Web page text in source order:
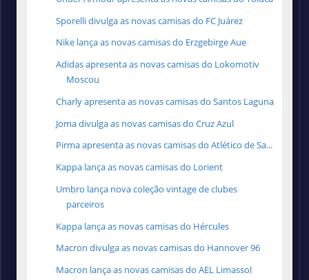
Sporelli divulga as novas camisas do FC Juárez
Nike lança as novas camisas do Erzgebirge Aue
Adidas apresenta as novas camisas do Lokomotiv
Moscou
Charly apresenta as novas camisas do Santos Laguna
Joma divulga as novas camisas do Cruz Azul
Pirma apresenta as novas camisas do Atlético de Sa...
Kappa lança as novas camisas do Lorient
Umbro lança nova coleção vintage de clubes
parceiros
Kappa lança as novas camisas do Hércules
Macron divulga as novas camisas do Hannover 96
Macron lança as novas camisas do ‎AEL Limassol